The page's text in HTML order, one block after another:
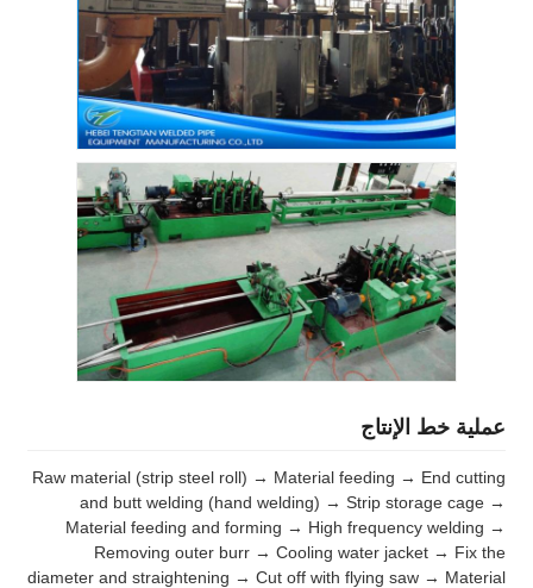
عملية خط الإنتاج
Raw material (strip steel roll) → Material feeding → End cutting
and butt welding (hand welding) → Strip storage cage →
Material feeding and forming → High frequency welding →
Removing outer burr → Cooling water jacket → Fix the
diameter and straightening → Cut off with flying saw → Material